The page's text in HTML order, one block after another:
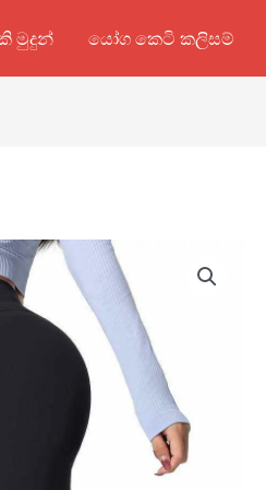
මුදුන් යෝග කෙටි කලිසම්